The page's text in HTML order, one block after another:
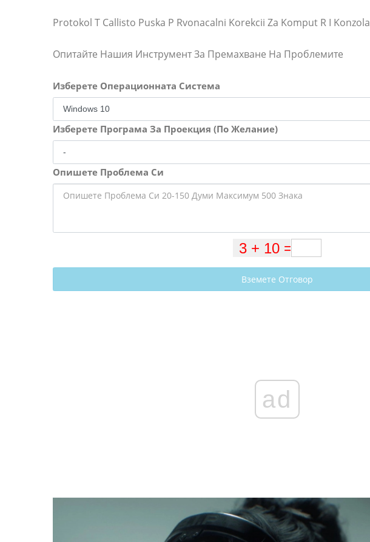
Protokol T Callisto Puska P Rvonacalni Korekcii Za Komput R I Konzola
Опитайте Нашия Инструмент За Премахване На Проблемите
Изберете Операционната Система
Изберете Програма За Проекция (По Желание)
Опишете Проблема Си
Вземете Отговор
ad